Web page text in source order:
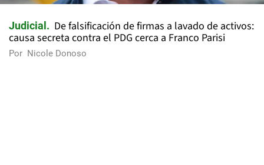
Judicial
De falsificación de firmas a lavado de activos:
causa secreta contra el PDG cerca a Franco Parisi
Por Nicole Donoso